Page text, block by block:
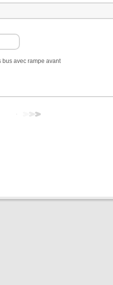
bus avec rampe avant